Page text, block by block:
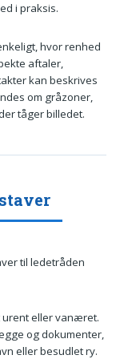
i praksis.
hvor renhed
aftaler,
kan beskrives
om gråzoner,
tåger billedet.
til ledetråden
urent eller vanæret.
og dokumenter,
eller besudlet ry.